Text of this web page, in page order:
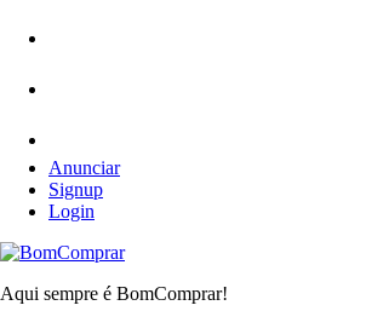
Anunciar
Signup
Login
BomComprar
Aqui sempre é BomComprar!